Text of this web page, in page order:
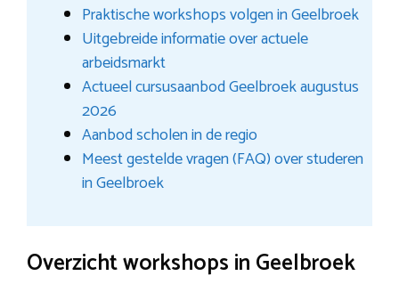
Praktische workshops volgen in Geelbroek
Uitgebreide informatie over actuele
arbeidsmarkt
Actueel cursusaanbod Geelbroek augustus
2026
Aanbod scholen in de regio
Meest gestelde vragen (FAQ) over studeren
in Geelbroek
Overzicht workshops in Geelbroek